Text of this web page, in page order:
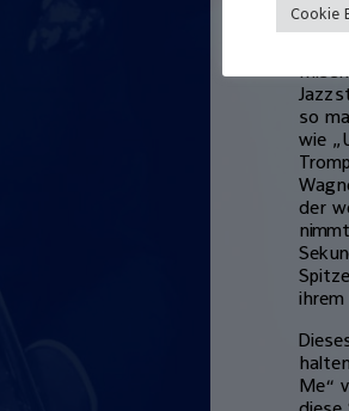
so
wie
der
Me“
Cookie